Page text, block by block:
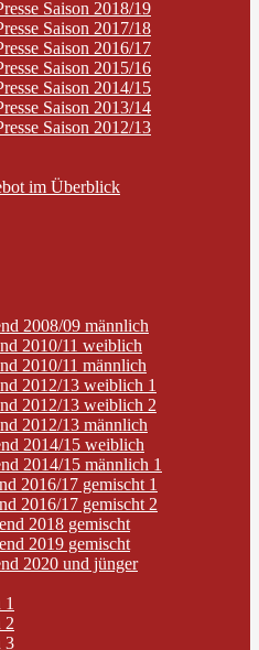
Saison 2018/19
Saison 2017/18
Saison 2016/17
Saison 2015/16
Saison 2014/15
Saison 2013/14
Saison 2012/13
im Überblick
2008/09 männlich
2010/11 weiblich
2010/11 männlich
2012/13 weiblich 1
2012/13 weiblich 2
2012/13 männlich
2014/15 weiblich
2014/15 männlich 1
2016/17 gemischt 1
2016/17 gemischt 2
2018 gemischt
2019 gemischt
2020 und jünger
2
3